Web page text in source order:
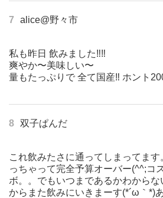
7 alice@野々市
私も昨日 飲みました‼︎‼︎
爽やか〜美味しい〜
量もたっぷりで 全て国産‼︎ ホント
8 双子ぱんだ
これ飲みたさに通ってしまってま
っちゃって完全予算オーバー(^^;コ
ボ。。でもいつまであるかわから
からまた飲みにいきまーす(*´ω｀*)